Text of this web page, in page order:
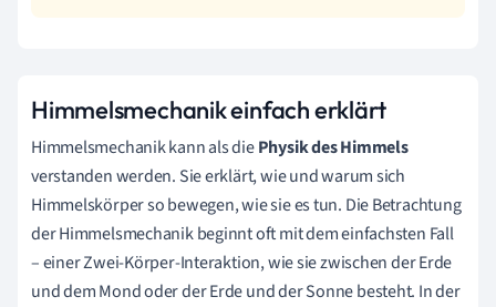
Himmelsmechanik einfach erklärt
Himmelsmechanik kann als diePhysik des Himmels
verstanden werden. Sie erklärt, wie und warum sich
Himmelskörper so bewegen, wie sie es tun. Die Betrachtung
der Himmelsmechanik beginnt oft mit dem einfachsten Fall
– einer Zwei-Körper-Interaktion, wie sie zwischen der Erde
und dem Mond oder der Erde und der Sonne besteht. In der